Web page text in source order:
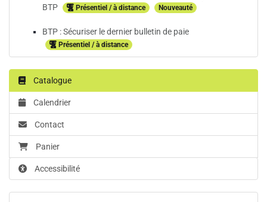
BTP
Présentiel / à distance Nouveauté
BTP : Sécuriser le dernier bulletin de paie
Présentiel / à distance
Catalogue
Calendrier
Contact
Panier
Accessibilité